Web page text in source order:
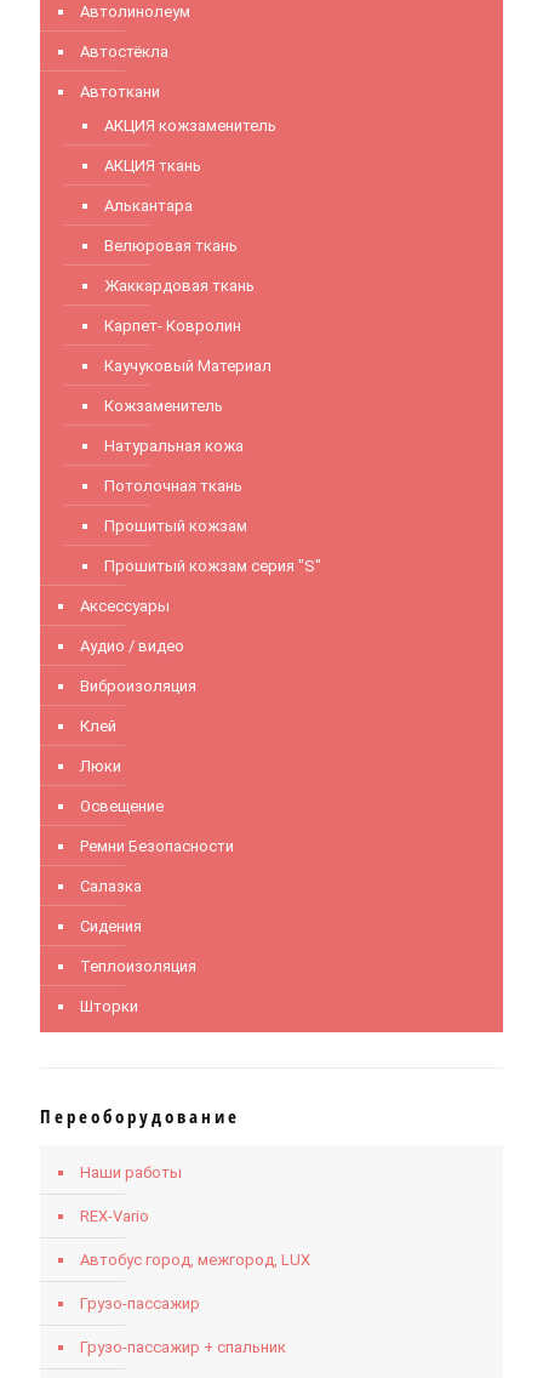
Автолинолеум
Автостёкла
Автоткани
АКЦИЯ кожзаменитель
АКЦИЯ ткань
Алькантара
Велюровая ткань
Жаккардовая ткань
Карпет- Ковролин
Каучуковый Материал
Кожзаменитель
Натуральная кожа
Потолочная ткань
Прошитый кожзам
Прошитый кожзам серия "S"
Аксессуары
Аудио / видео
Виброизоляция
Клей
Люки
Освещение
Ремни Безопасности
Салазка
Сидения
Теплоизоляция
Шторки
Переоборудование
Наши работы
REX-Vario
Автобус город, межгород, LUX
Грузо-пассажир
Грузо-пассажир + спальник